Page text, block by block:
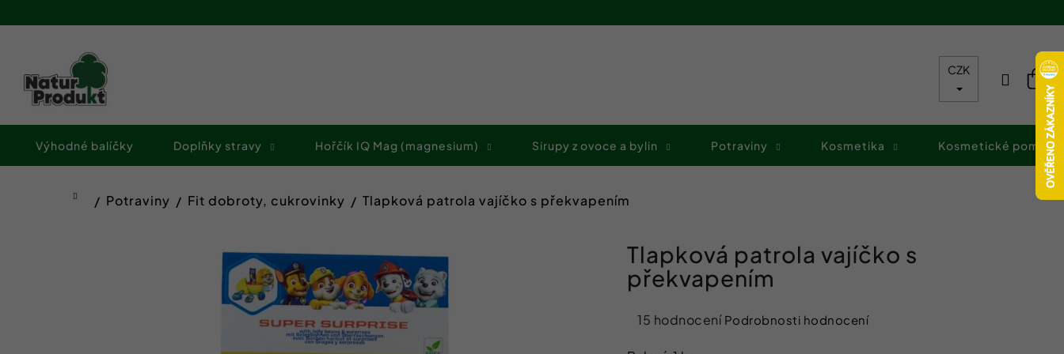
na
Výhodné balíčky Doplňky stravy Hořčík IQ Mag (magnesium) Sirupy z ovoce a bylin Potraviny Kosmetika Kosmetické
CZK
Domů
Potraviny Fit dobroty, cukrovinky Tlapková patrola vajíčko s překvapením
Průměrné
15 hodnocení Podrobnosti hodnocení
Tlapková patrola vajíčko s
překvapením
o
obchodu
obchodu
HLEDAT